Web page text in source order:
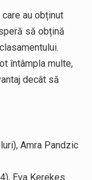
au obținut
să obțină
întâmpla multe,
decât să
Amra Pandzic
Eva Kerekes